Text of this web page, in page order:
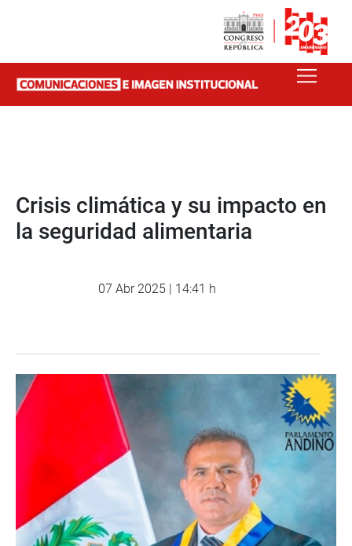
Crisis climática y su impacto en
la seguridad alimentaria
07 Abr 2025 | 14:41 h